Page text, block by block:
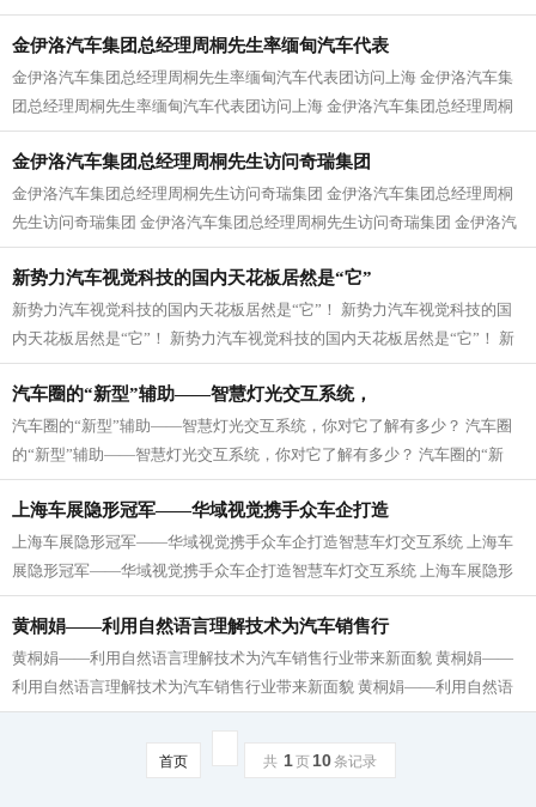
节火热进行中，为车主推福利！ 中石...
金伊洛汽车集团总经理周桐先生率缅甸汽车代表
金伊洛汽车集团总经理周桐先生率缅甸汽车代表团访问上海 金伊洛汽车集
团总经理周桐先生率缅甸汽车代表团访问上海 金伊洛汽车集团总经理周桐
先生率缅甸汽车代表团访问上海 金伊...
金伊洛汽车集团总经理周桐先生访问奇瑞集团
金伊洛汽车集团总经理周桐先生访问奇瑞集团 金伊洛汽车集团总经理周桐
先生访问奇瑞集团 金伊洛汽车集团总经理周桐先生访问奇瑞集团 金伊洛汽
车集团总经理周桐先生访问奇瑞集团...
新势力汽车视觉科技的国内天花板居然是“它”
新势力汽车视觉科技的国内天花板居然是“它”！ 新势力汽车视觉科技的国
内天花板居然是“它”！ 新势力汽车视觉科技的国内天花板居然是“它”！ 新
势力汽车视觉科技的国内天花...
汽车圈的“新型”辅助——智慧灯光交互系统，
汽车圈的“新型”辅助——智慧灯光交互系统，你对它了解有多少？ 汽车圈
的“新型”辅助——智慧灯光交互系统，你对它了解有多少？ 汽车圈的“新
型”辅助——智慧灯光交互系统...
上海车展隐形冠军——华域视觉携手众车企打造
上海车展隐形冠军——华域视觉携手众车企打造智慧车灯交互系统 上海车
展隐形冠军——华域视觉携手众车企打造智慧车灯交互系统 上海车展隐形
冠军——华域视觉携手众车企打造智...
黄桐娟——利用自然语言理解技术为汽车销售行
黄桐娟——利用自然语言理解技术为汽车销售行业带来新面貌 黄桐娟——
利用自然语言理解技术为汽车销售行业带来新面貌 黄桐娟——利用自然语
言理解技术为汽车销售行业带来新面...
首页 共 1页 10条记录